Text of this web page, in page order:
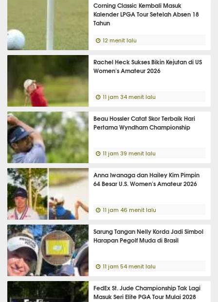
Corning Classic Kembali Masuk
Kalender LPGA Tour Setelah Absen 18
Tahun
12 menit lalu
Rachel Heck Sukses Bikin Kejutan di US
Women's Amateur 2026
11 jam 34 menit lalu
Beau Hossler Catat Skor Terbaik Hari
Pertama Wyndham Championship
11 jam 39 menit lalu
Anna Iwanaga dan Hailey Kim Pimpin
64 Besar U.S. Women's Amateur 2026
11 jam 46 menit lalu
Sarung Tangan Nelly Korda Jadi Simbol
Harapan Pegolf Muda di Brasil
11 jam 54 menit lalu
FedEx St. Jude Championship Tak Lagi
Masuk Seri Elite PGA Tour Mulai 2028